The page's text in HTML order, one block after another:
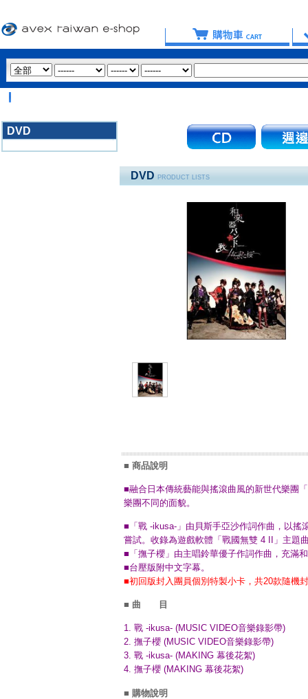
DVD
DVD PRODUCT LISTS
■ 商品說明
■融合日本傳統藝能與搖滾曲風的新世代樂團
樂團不同的面貌。
■「戰 -ikusa-」由貝斯手亞沙作詞作曲，以搖
嘗試。收錄為遊戲軟體「戰國無雙 4 II」主題
■「撫子櫻」由主唱鈴華優子作詞作曲，充滿
■台壓版附中文字幕。
■初回版封入團員個別特製小卡，共20款隨機
■ 曲 目
1. 戰 -ikusa- (MUSIC VIDEO音樂錄影帶)
2. 撫子櫻 (MUSIC VIDEO音樂錄影帶)
3. 戰 -ikusa- (MAKING 幕後花絮)
4. 撫子櫻 (MAKING 幕後花絮)
■ 購物說明